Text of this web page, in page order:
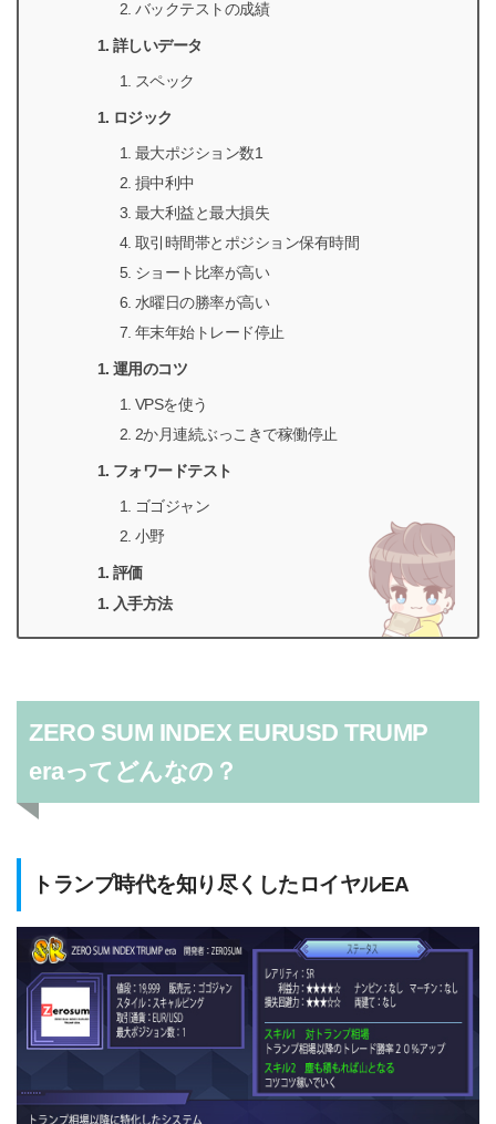
バックテストの成績
詳しいデータ
スペック
ロジック
最大ポジション数1
損中利中
最大利益と最大損失
取引時間帯とポジション保有時間
ショート比率が高い
水曜日の勝率が高い
年末年始トレード停止
運用のコツ
VPSを使う
2か月連続ぶっこきで稼働停止
フォワードテスト
ゴゴジャン
小野
評価
入手方法
ZERO SUM INDEX EURUSD TRUMP
eraってどんなの？
トランプ時代を知り尽くしたロイヤルEA